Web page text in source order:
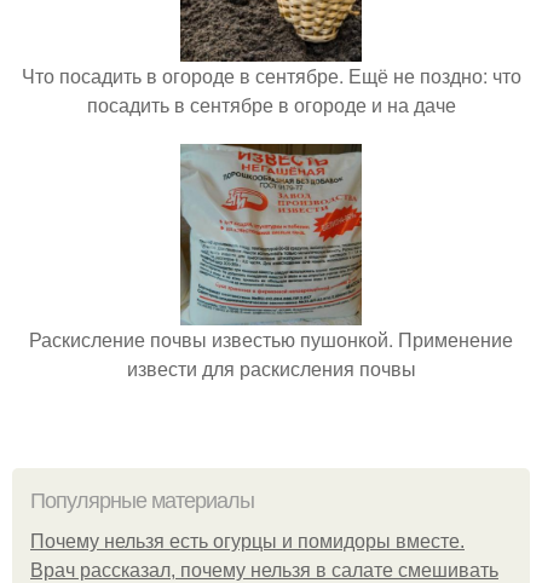
Что посадить в огороде в сентябре. Ещё не поздно: что
посадить в сентябре в огороде и на даче
Раскисление почвы известью пушонкой. Применение
извести для раскисления почвы
Популярные материалы
Почему нельзя есть огурцы и помидоры вместе.
Врач рассказал, почему нельзя в салате смешивать